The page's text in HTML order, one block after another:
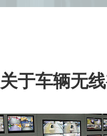
关于车辆无